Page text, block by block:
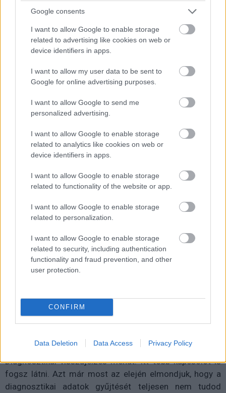
Google consents
I want to allow Google to enable storage
related to advertising like cookies on web or
device identifiers in apps.
I want to allow my user data to be sent to
Google for online advertising purposes.
I want to allow Google to send me
personalized advertising.
I want to allow Google to enable storage
related to analytics like cookies on web or
device identifiers in apps.
I want to allow Google to enable storage
related to functionality of the website or app.
I want to allow Google to enable storage
related to personalization.
I want to allow Google to enable storage
related to security, including authentication
functionality and fraud prevention, and other
user protection.
CONFIRM
Data Deletion Data Access Privacy Policy
folyamatosan fejlessze, jobbá tegye, valamint arra is,
legtöbbet kihozni a rendszerből. A diagnosztikai célú
adatgyűjtéssel az a gond, hogy sosem lehet tudni
hogy a Microsoft személyre szabott tippeket is ad,
következik, hogy a rendszer és az alkalmazások
használatával kapcsolatos adatokat a Windows biztosan
Nyisd meg a Beállítások | Adatvédelem és biztonság |
Diagnosztikai visszajelzés menüt. Itt több kapcsolót is
fogsz látni. Azt már most az elején elmondjuk, hogy a
diagnosztikai adatok gyűjtését teljesen nem tudod